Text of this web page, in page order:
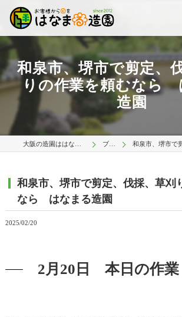
和泉市、堺市で剪定、
りの作業を頼むなら
造園
ブログ 和泉市、堺市で剪定、伐採
和泉市、堺市で剪定、伐採、草刈
なら はなまる造園
2025/02/20
2月20日 本日の作業